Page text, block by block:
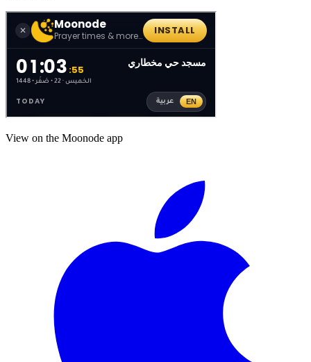
View on the Moonode app